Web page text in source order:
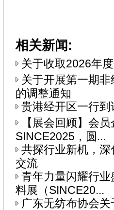
相关新闻:
关于收取2026年
关于开展第一期
的调整通知
贵港经开区一行
【展会回顾】会
SINCE2025，圆...
共探行业新机，
交流
青年力量闪耀行
料展（SINCE20...
广东无纺布协会